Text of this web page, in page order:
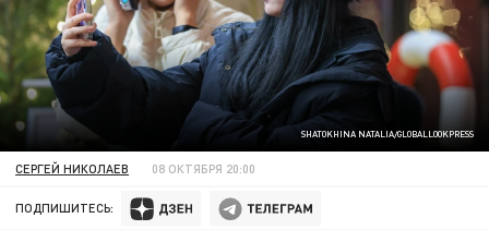
SHATOKHINA NATALIA/GLOBALLOOKPRESS
СЕРГЕЙ НИКОЛАЕВ 08 ОКТЯБРЯ 20:00
ПОДПИШИТЕСЬ: